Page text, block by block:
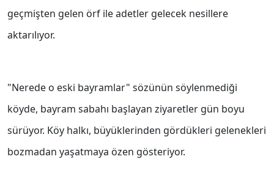
geçmişten gelen örf ile adetler gelecek nesillere
aktarılıyor.
"Nerede o eski bayramlar" sözünün söylenmediği
köyde, bayram sabahı başlayan ziyaretler gün boyu
sürüyor. Köy halkı, büyüklerinden gördükleri gelenekleri
bozmadan yaşatmaya özen gösteriyor.